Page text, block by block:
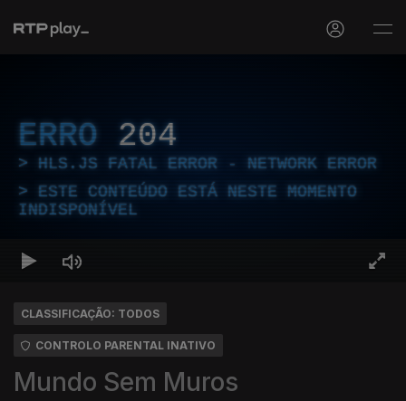
ERRO 204
HLS.JS FATAL ERROR - NETWORK ERROR
ESTE CONTEÚDO ESTÁ NESTE MOMENTO
INDISPONÍVEL
CLASSIFICAÇÃO: TODOS
CONTROLO PARENTAL INATIVO
Mundo Sem Muros